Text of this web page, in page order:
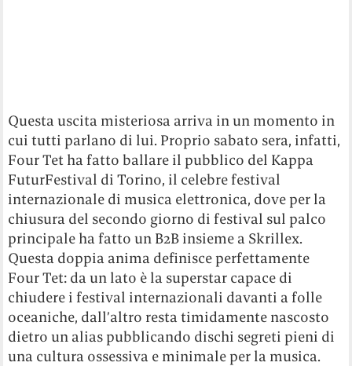
Questa uscita misteriosa arriva in un momento in
cui tutti parlano di lui. Proprio sabato sera, infatti,
Four Tet ha fatto ballare il pubblico del Kappa
FuturFestival di Torino, il celebre festival
internazionale di musica elettronica, dove per la
chiusura del secondo giorno di festival sul palco
principale ha fatto un B2B insieme a Skrillex.
Questa doppia anima definisce perfettamente
Four Tet: da un lato è la superstar capace di
chiudere i festival internazionali davanti a folle
oceaniche, dall’altro resta timidamente nascosto
dietro un alias pubblicando dischi segreti pieni di
una cultura ossessiva e minimale per la musica.